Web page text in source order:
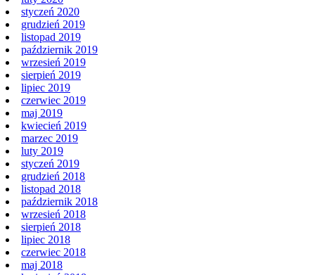
styczeń 2020
grudzień 2019
listopad 2019
październik 2019
wrzesień 2019
sierpień 2019
lipiec 2019
czerwiec 2019
maj 2019
kwiecień 2019
marzec 2019
luty 2019
styczeń 2019
grudzień 2018
listopad 2018
październik 2018
wrzesień 2018
sierpień 2018
lipiec 2018
czerwiec 2018
maj 2018